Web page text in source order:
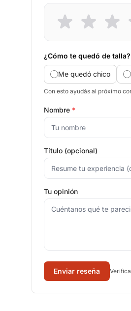
¿Cómo te quedó de talla?
Me quedó chico
Con esto ayudás al próximo
Nombre *
Título (opcional)
Tu opinión
Enviar reseña